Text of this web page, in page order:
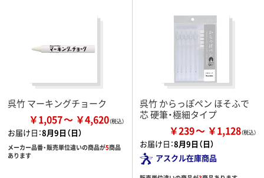
呉竹 マーキングチョーク
￥1,057 ￥4,620
お届け日：8月9日（日）
メーカー品番・販売単位違いの商品が5商品
あります
呉竹 からっぽペン ほそふで
芯 硬筆・極細タイプ
￥239 ￥1,128
お届け日：8月9日（日）
アスクル在庫商品